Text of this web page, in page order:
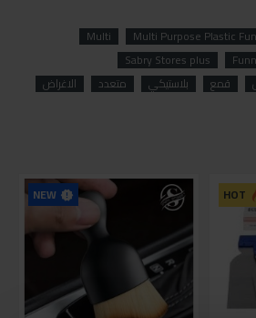
Multi Purpose Plastic
Multi
Sabry Stores plus
قمع بلاستيكي متعدد
الاغراض
HOT
NEW